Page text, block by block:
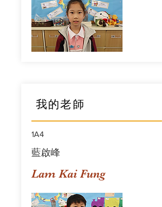
我的老師
1A4
藍啟峰
Lam Kai Fung